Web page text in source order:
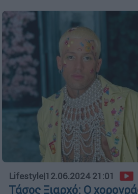
Lifestyle|12.06.2024 21:01
Τάσος Ξιαρχό: Ο